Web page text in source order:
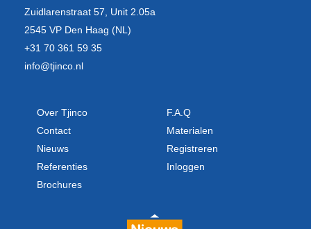
Zuidlarenstraat 57, Unit 2.05a
2545 VP Den Haag (NL)
+31 70 361 59 35
info@tjinco.nl
Over Tjinco
Contact
Nieuws
Referenties
Brochures
F.A.Q
Materialen
Registreren
Inloggen